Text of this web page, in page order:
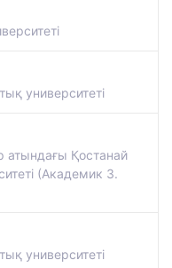
университеті
Қостанай
(Академик З.
университеті